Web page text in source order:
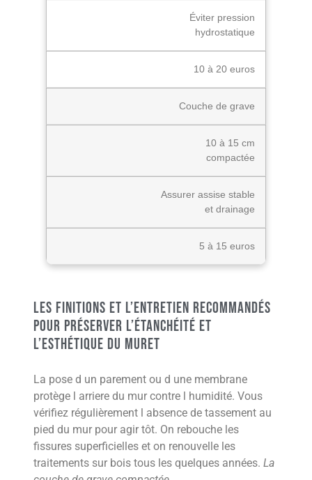
Éviter pression
hydrostatique
10 à 20 euros
Couche de grave
10 à 15 cm
compactée
Assurer assise stable
et drainage
5 à 15 euros
Les finitions et l’entretien recommandés
pour préserver l’étanchéité et
l’esthétique du muret
La pose d un parement ou d une membrane
protège l arriere du mur contre l humidité. Vous
vérifiez régulièrement l absence de tassement au
pied du mur pour agir tôt. On rebouche les
fissures superficielles et on renouvelle les
traitements sur bois tous les quelques années. La